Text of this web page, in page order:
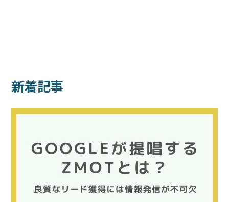
新着記事